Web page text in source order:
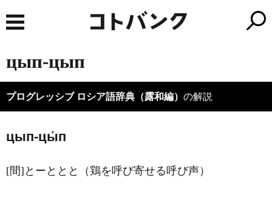
цып-цып
プログレッシブ ロシア語辞典（露和編） の解説
цып-цы́п
[間]とーととと（鶏を呼び寄せる呼び声）